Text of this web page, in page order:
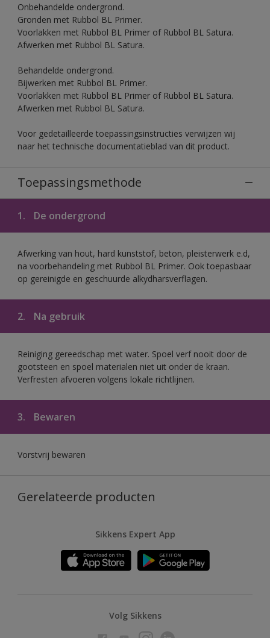
Onbehandelde ondergrond.
Gronden met Rubbol BL Primer.
Voorlakken met Rubbol BL Primer of Rubbol BL Satura.
Afwerken met Rubbol BL Satura.
Behandelde ondergrond.
Bijwerken met Rubbol BL Primer.
Voorlakken met Rubbol BL Primer of Rubbol BL Satura.
Afwerken met Rubbol BL Satura.
Voor gedetailleerde toepassingsinstructies verwijzen wij
naar het technische documentatieblad van dit product.
Toepassingsmethode
1. De ondergrond
Afwerking van hout, hard kunststof, beton, pleisterwerk e.d,
na voorbehandeling met Rubbol BL Primer. Ook toepasbaar
op gereinigde en geschuurde alkydharsverflagen.
2. Na gebruik
Reiniging gereedschap met water. Spoel verf nooit door de
gootsteen en spoel materialen niet uit onder de kraan.
Verfresten afvoeren volgens lokale richtlijnen.
3. Bewaren
Vorstvrij bewaren
Gerelateerde producten
Sikkens Expert App
Volg Sikkens